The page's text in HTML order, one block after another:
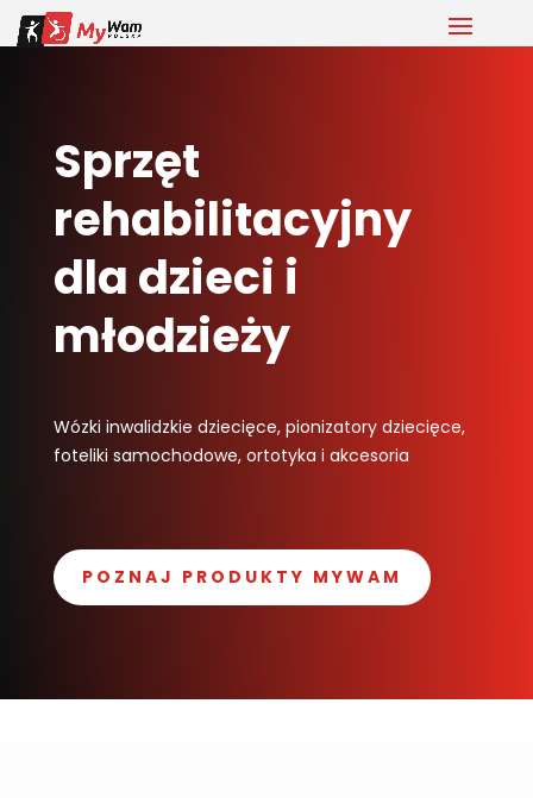
Sprzęt
rehabilitacyjny
dla dzieci i
młodzieży
Wózki inwalidzkie dziecięce, pionizatory dziecięce,
foteliki samochodowe, ortotyka i akcesoria
POZNAJ PRODUKTY MYWAM